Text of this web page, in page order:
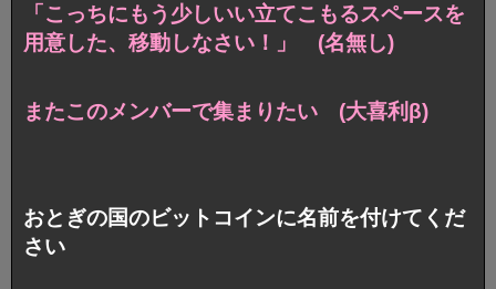
「こっちにもう少しいい立てこもるスペースを
用意した、移動しなさい！」 (名無し)
またこのメンバーで集まりたい (大喜利β)
おとぎの国のビットコインに名前を付けてくだ
さい